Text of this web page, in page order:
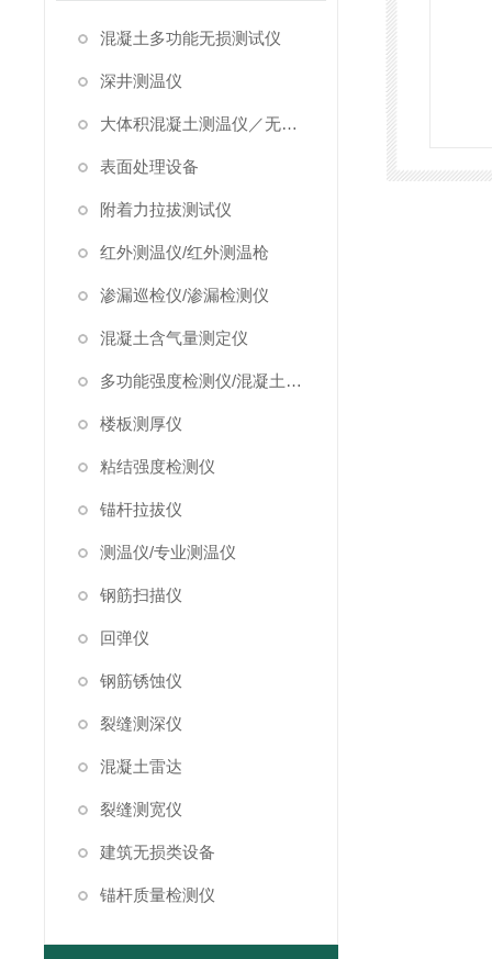
混凝土多功能无损测试仪
深井测温仪
大体积混凝土测温仪／无线测温仪
表面处理设备
附着力拉拔测试仪
红外测温仪/红外测温枪
渗漏巡检仪/渗漏检测仪
混凝土含气量测定仪
多功能强度检测仪/混凝土强度检测仪
楼板测厚仪
粘结强度检测仪
锚杆拉拔仪
测温仪/专业测温仪
钢筋扫描仪
回弹仪
钢筋锈蚀仪
裂缝测深仪
混凝土雷达
裂缝测宽仪
建筑无损类设备
锚杆质量检测仪